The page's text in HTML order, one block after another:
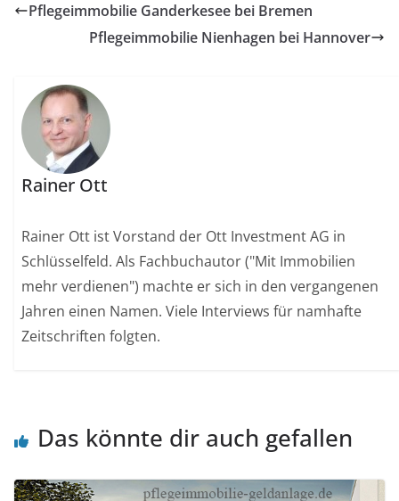
Pflegeimmobilie Ganderkesee bei Bremen
Pflegeimmobilie Nienhagen bei Hannover
Rainer Ott
Rainer Ott ist Vorstand der Ott Investment AG in
Schlüsselfeld. Als Fachbuchautor ("Mit Immobilien
mehr verdienen") machte er sich in den vergangenen
Jahren einen Namen. Viele Interviews für namhafte
Zeitschriften folgten.
Das könnte dir auch gefallen